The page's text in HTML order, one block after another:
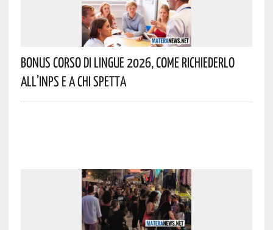
Bonus Corso Di Lingue 2026, Come Richiederlo
All’INPS E A Chi Spetta